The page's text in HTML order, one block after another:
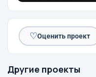
♡Оценить проект
Другие проекты